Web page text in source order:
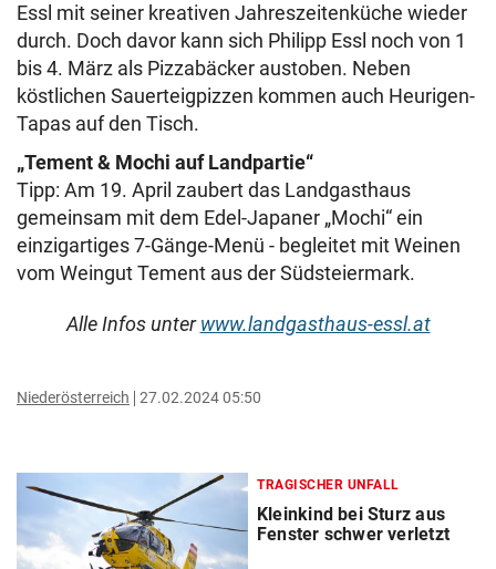
Essl mit seiner kreativen Jahreszeitenküche wieder
durch. Doch davor kann sich Philipp Essl noch von 1
bis 4. März als Pizzabäcker austoben. Neben
köstlichen Sauerteigpizzen kommen auch Heurigen-
Tapas auf den Tisch.
„Tement & Mochi auf Landpartie“
Tipp: Am 19. April zaubert das Landgasthaus
gemeinsam mit dem Edel-Japaner „Mochi“ ein
einzigartiges 7-Gänge-Menü - begleitet mit Weinen
vom Weingut Tement aus der Südsteiermark.
Alle Infos unterwww.landgasthaus-essl.at
Niederösterreich 27.02.2024 05:50
TRAGISCHER UNFALL
Kleinkind bei Sturz aus
Fenster schwer verletzt